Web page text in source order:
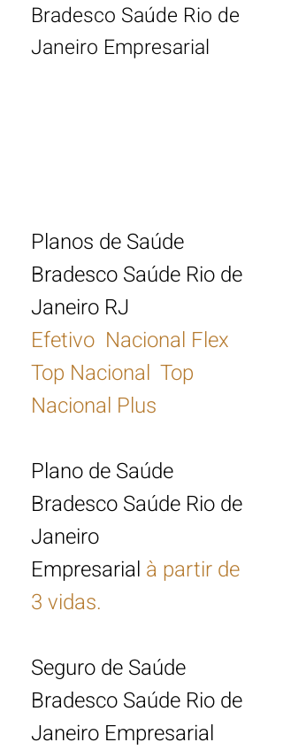
Bradesco Saúde Rio de
Janeiro Empresarial
Planos de Saúde
Bradesco Saúde Rio de
Janeiro RJ
Efetivo Nacional Flex
Top Nacional Top
Nacional Plus
Plano de Saúde
Bradesco Saúde Rio de
Janeiro
Empresarial à partir de
3 vidas.
Seguro de Saúde
Bradesco Saúde Rio de
Janeiro Empresarial